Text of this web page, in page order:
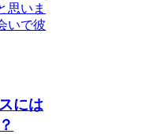
思いま
いで彼
には